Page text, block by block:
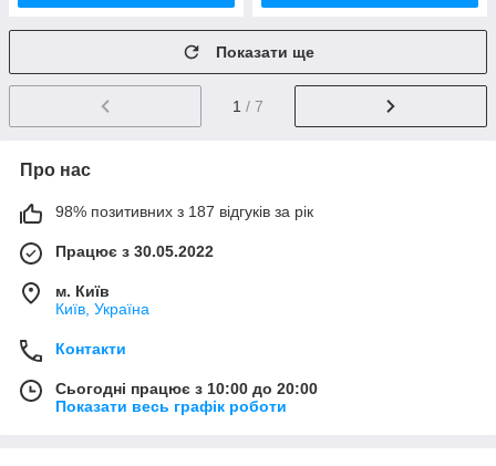
Показати ще
1 / 7
Про нас
98% позитивних з 187 відгуків за рік
Працює з 30.05.2022
м. Київ
Київ, Україна
Контакти
Сьогодні працює з 10:00 до 20:00
Показати весь графік роботи